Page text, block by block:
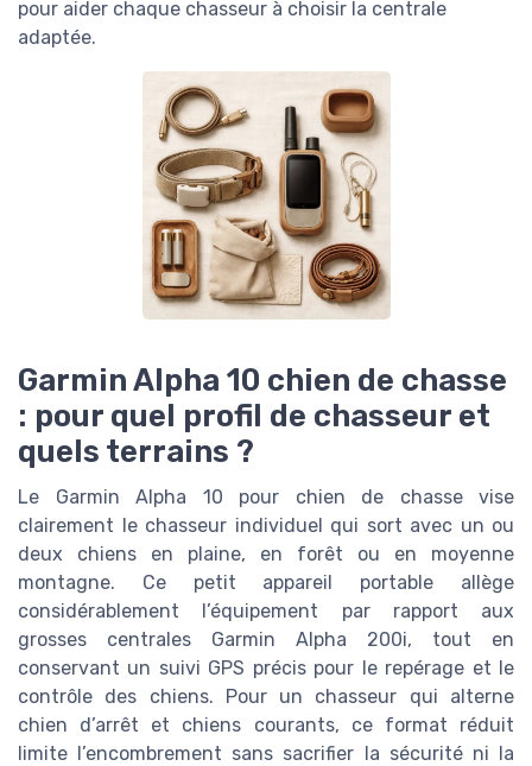
pour aider chaque chasseur à choisir la centrale
adaptée.
Garmin Alpha 10 chien de chasse
: pour quel profil de chasseur et
quels terrains ?
Le Garmin Alpha 10 pour chien de chasse vise
clairement le chasseur individuel qui sort avec un ou
deux chiens en plaine, en forêt ou en moyenne
montagne. Ce petit appareil portable allège
considérablement l’équipement par rapport aux
grosses centrales Garmin Alpha 200i, tout en
conservant un suivi GPS précis pour le repérage et le
contrôle des chiens. Pour un chasseur qui alterne
chien d’arrêt et chiens courants, ce format réduit
limite l’encombrement sans sacrifier la sécurité ni la